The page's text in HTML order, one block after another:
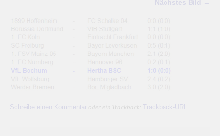
Nächstes Bild →
Schreibe einen Kommentar oder ein Trackback: Trackback-URL